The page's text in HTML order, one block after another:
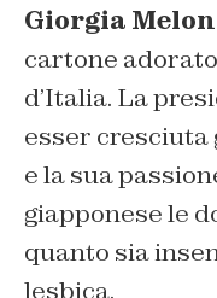
Giorgia
cartone
d’Italia. La
esser cresciuta
e la sua
giapponese le
quanto sia
lesbica.